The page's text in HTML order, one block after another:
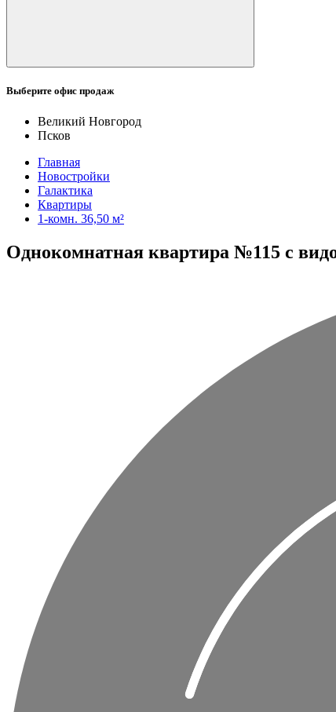
Выберите офис продаж
Великий Новгород
Псков
Главная
Новостройки
Галактика
Квартиры
1-комн. 36,50 м²
Однокомнатная квартира №115 с